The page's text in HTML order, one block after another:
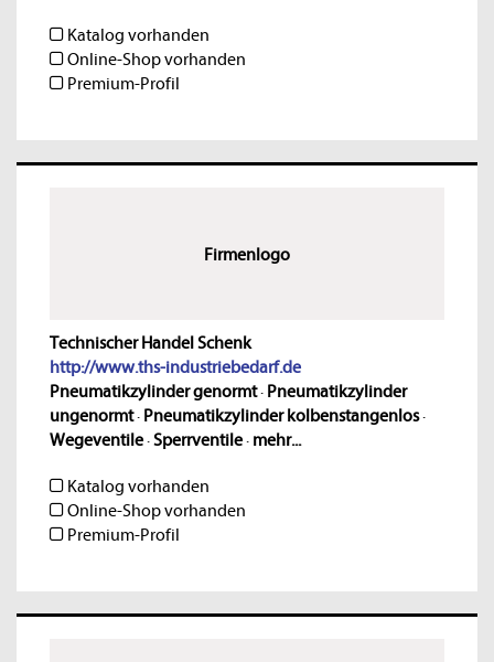
Katalog vorhanden
Online-Shop vorhanden
Premium-Profil
Firmenlogo
Technischer Handel Schenk
http://www.ths-industriebedarf.de
Pneumatikzylinder genormt· Pneumatikzylinder
ungenormt· Pneumatikzylinder kolbenstangenlos·
Wegeventile·Sperrventile· mehr...
Katalog vorhanden
Online-Shop vorhanden
Premium-Profil